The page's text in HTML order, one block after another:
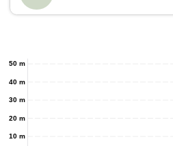
10 m
20 m
30 m
40 m
50 m